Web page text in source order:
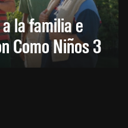
la familia e
Como Niños 3